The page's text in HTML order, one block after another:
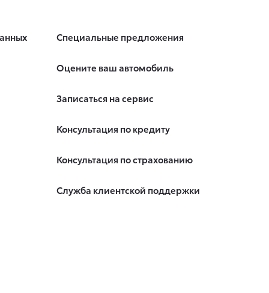
Специальные предложения
Оцените ваш автомобиль
Записаться на сервис
Консультация по кредиту
Консультация по страхованию
Служба клиентской поддержки